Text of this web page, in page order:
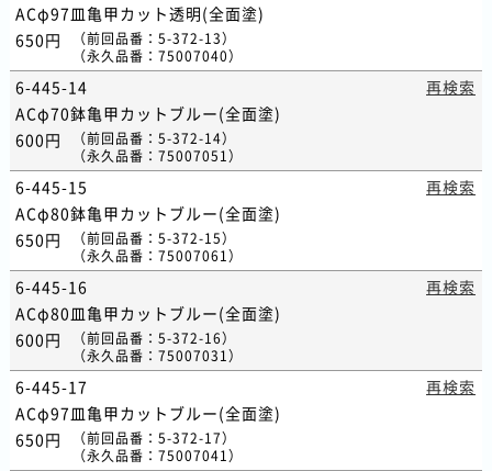
ACφ97皿亀甲カット透明(全面塗)
650円
（前回品番 ：5-372-13）
（永久品番 ：75007040）
再検索
6-445-14
ACφ70鉢亀甲カットブルー(全面塗)
600円
（前回品番 ：5-372-14）
（永久品番 ：75007051）
再検索
6-445-15
ACφ80鉢亀甲カットブルー(全面塗)
650円
（前回品番 ：5-372-15）
（永久品番 ：75007061）
再検索
6-445-16
ACφ80皿亀甲カットブルー(全面塗)
600円
（前回品番 ：5-372-16）
（永久品番 ：75007031）
再検索
6-445-17
ACφ97皿亀甲カットブルー(全面塗)
650円
（前回品番 ：5-372-17）
（永久品番 ：75007041）